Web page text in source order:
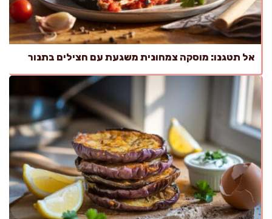
אל תטגנו: מוסקה צמחונית משגעת עם חצילים בתנור